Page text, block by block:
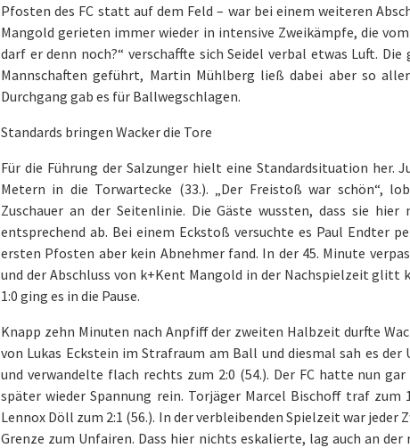
Pfosten des FC statt auf dem Feld – war bei einem weiteren
Mangold gerieten immer wieder in intensive Zweikämpfe, die
darf er denn noch?“ verschaffte sich Seidel verbal etwas Luft.
Mannschaften geführt, Martin Mühlberg ließ dabei aber so
Durchgang gab es für Ballwegschlagen.
Standards bringen Wacker die Tore
Für die Führung der Salzunger hielt eine Standardsituation her.
Metern in die Torwartecke (33.). „Der Freistoß war schön“,
Zuschauer an der Seitenlinie. Die Gäste wussten, dass sie
entsprechend ab. Bei einem Eckstoß versuchte es Paul Endter
ersten Pfosten aber kein Abnehmer fand. In der 45. Minute
und der Abschluss von k+Kent Mangold in der Nachspielzeit
1:0 ging es in die Pause.
Knapp zehn Minuten nach Anpfiff der zweiten Halbzeit durfte
von Lukas Eckstein im Strafraum am Ball und diesmal sah es
und verwandelte flach rechts zum 2:0 (54.). Der FC hatte nun
später wieder Spannung rein. Torjäger Marcel Bischoff traf zum
Lennox Döll zum 2:1 (56.). In der verbleibenden Spielzeit war
Grenze zum Unfairen. Dass hier nichts eskalierte, lag auch an